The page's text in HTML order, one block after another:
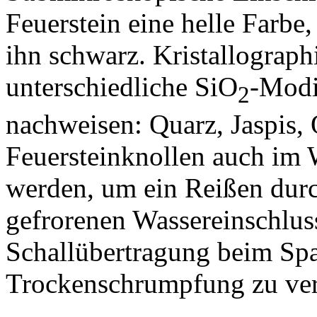
Feuerstein eine helle
ihn schwarz.
unterschiedliche SiO2-
nachweisen: Quarz,
Feuersteinknollen auch im
werden, um ein Reißen
gefrorenen
Schallübertragung beim
Trockenschrumpfung zu